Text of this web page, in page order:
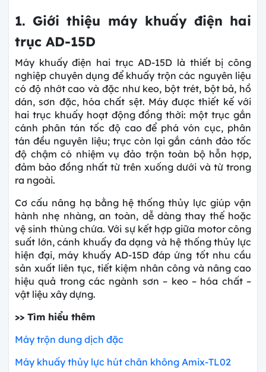
1. Giới thiệu máy khuấy điện hai
trục AD-15D
Máy khuấy điện hai trục AD-15D là thiết bị công
nghiệp chuyên dụng để khuấy trộn các nguyên liệu
có độ nhớt cao và đặc như keo, bột trét, bột bả, hồ
dán, sơn đặc, hóa chất sệt. Máy được thiết kế với
hai trục khuấy hoạt động đồng thời: một trục gắn
cánh phân tán tốc độ cao để phá vón cục, phân
tán đều nguyên liệu; trục còn lại gắn cánh đảo tốc
độ chậm có nhiệm vụ đảo trộn toàn bộ hỗn hợp,
đảm bảo đồng nhất từ trên xuống dưới và từ trong
ra ngoài.
Cơ cấu nâng hạ bằng hệ thống thủy lực giúp vận
hành nhẹ nhàng, an toàn, dễ dàng thay thế hoặc
vệ sinh thùng chứa. Với sự kết hợp giữa motor công
suất lớn, cánh khuấy đa dạng và hệ thống thủy lực
hiện đại, máy khuấy AD-15D đáp ứng tốt nhu cầu
sản xuất liên tục, tiết kiệm nhân công và nâng cao
hiệu quả trong các ngành sơn – keo – hóa chất –
vật liệu xây dựng.
>> Tìm hiểu thêm
Máy trộn dung dịch đặc
Máy khuấy thủy lực hút chân không Amix-TL02